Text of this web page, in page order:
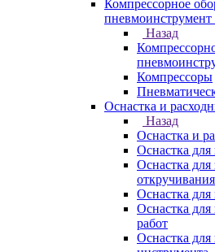
Компрессорное
пневмоинструмент
Назад
Компрессоры
Оснастка и
Назад
Оснастка и
Оснастка для
Оснастка для
откручивания
Оснастка
Оснастка
работ
Оснастка для